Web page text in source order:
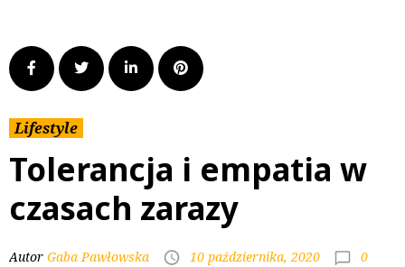
Lifestyle
Tolerancja i empatia w
czasach zarazy
Autor Gaba Pawłowska 10 października, 2020 0